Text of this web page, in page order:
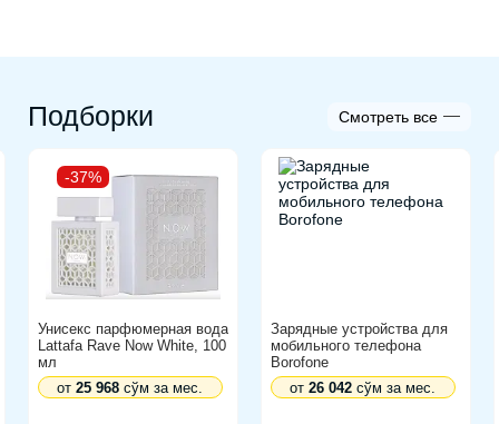
Подборки Смотреть все
-37%
Унисекс парфюмерная вода
Lattafa Rave Now White, 100
мл
от25 968 сўм за мес.
Зарядные устройства для
мобильного телефона
Borofone
от26 042 сўм за мес.